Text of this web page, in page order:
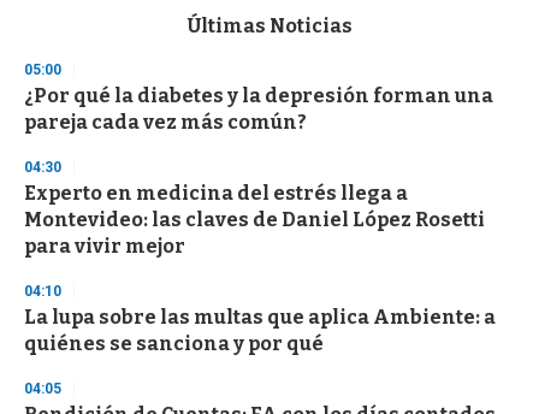
d
s
o
f
3
s
e
c
o
d
s
Últimas Noticias
05:00
¿Por qué la diabetes y la depresión forman una
pareja cada vez más común?
04:30
Experto en medicina del estrés llega a
Montevideo: las claves de Daniel López Rosetti
para vivir mejor
04:10
La lupa sobre las multas que aplica Ambiente: a
quiénes se sanciona y por qué
04:05